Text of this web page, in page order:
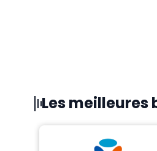
Les